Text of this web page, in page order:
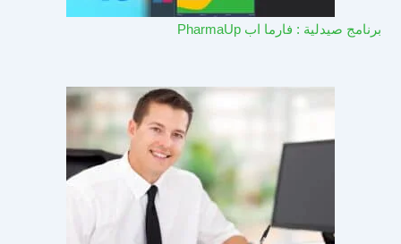
برنامج صيدلية : فارما اب PharmaUp​